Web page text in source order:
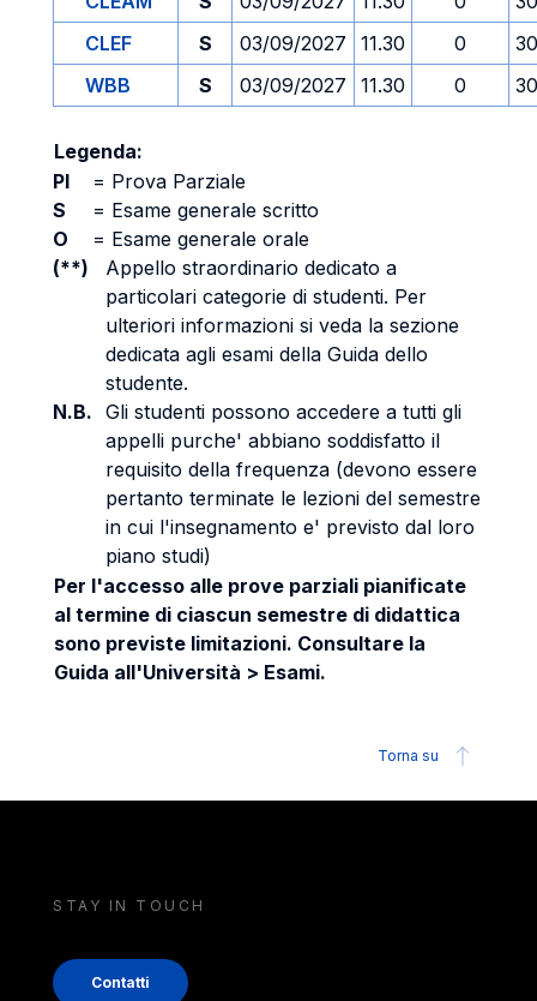
CLEF
S 03/09/2027 11.30 0
WBB
S 03/09/2027 11.30 0
Legenda:
PI
= Prova Parziale
S
= Esame generale scritto
O
= Esame generale orale
(**)
Appello straordinario dedicato a
particolari categorie di studenti. Per
ulteriori informazioni si veda la sezione
dedicata agli esami della Guida dello
studente.
N.B. Gli studenti possono accedere a tutti gli
appelli purche' abbiano soddisfatto il
requisito della frequenza (devono essere
pertanto terminate le lezioni del semestre
in cui l'insegnamento e' previsto dal loro
piano studi)
Per l'accesso alle prove parziali pianificate
al termine di ciascun semestre di didattica
sono previste limitazioni. Consultare la
Guida all'Università > Esami.
Torna su
STAY IN TOUCH
Contatti